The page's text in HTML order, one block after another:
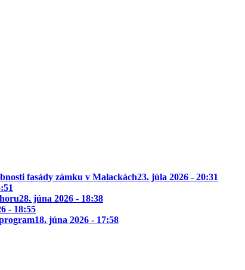
fasády zámku v Malackách23. júla 2026 - 20:31
28. júna 2026 - 18:38
- 18:55
18. júna 2026 - 17:58